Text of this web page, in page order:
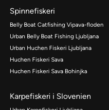
Spinnefiskeri
Belly Boat Catfishing Vipava-floden
Urban Belly Boat Fishing Ljubljana
Urban Huchen Fiskeri Ljubljana
Huchen Fiskeri Sava
Huchen Fiskeri Sava Bohinjka
Karpefiskeri i Slovenien